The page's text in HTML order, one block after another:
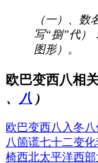
（一）、数
写“捌”代）
图形）。
欧巴变西八相
、
八 )
欧巴变西八 入冬
八箇谎七十二变化
椅西北太平洋西